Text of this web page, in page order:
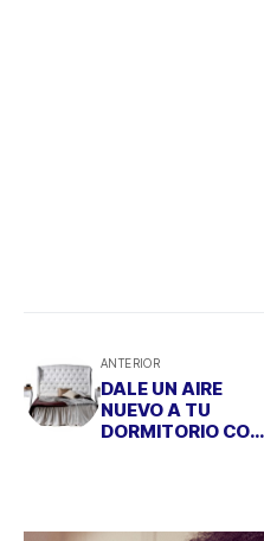
ANTERIOR
DALE UN AIRE
NUEVO A TU
DORMITORIO CON